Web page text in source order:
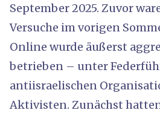
September 2025. Zuvor
Versuche im vorigen
Online wurde äußerst
betrieben – unter
antiisraelischen
Aktivisten. Zunächst